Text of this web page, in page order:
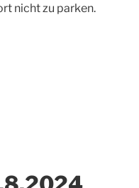
nicht zu parken.